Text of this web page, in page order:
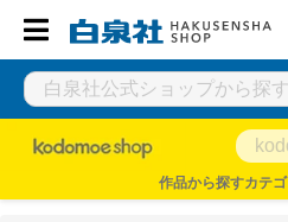
作品から探すカテ